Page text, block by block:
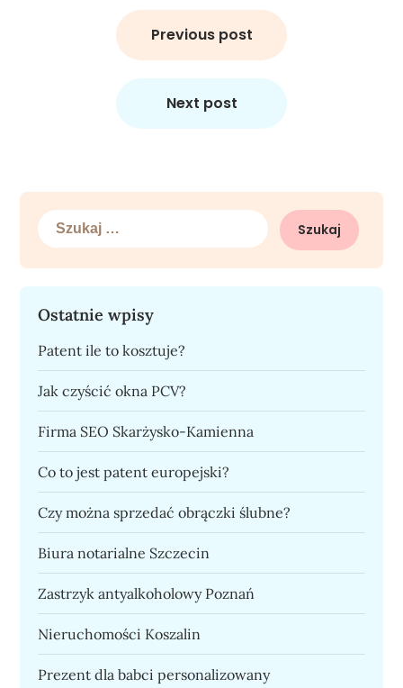
Previous post
Next post
Szukaj:
Ostatnie wpisy
Patent ile to kosztuje?
Jak czyścić okna PCV?
Firma SEO Skarżysko-Kamienna
Co to jest patent europejski?
Czy można sprzedać obrączki ślubne?
Biura notarialne Szczecin
Zastrzyk antyalkoholowy Poznań
Nieruchomości Koszalin
Prezent dla babci personalizowany